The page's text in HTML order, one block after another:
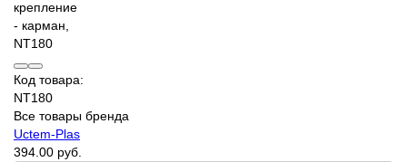
Код товара:
NT180
Все товары бренда
Uctem-Plas
394.00 руб.